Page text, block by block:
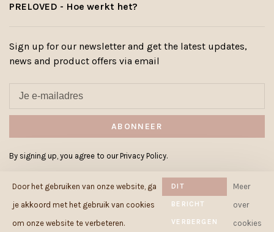
PRELOVED - Hoe werkt het?
Sign up for our newsletter and get the latest updates,
news and product offers via email
ABONNEER
By signing up, you agree to our Privacy Policy.
© Copyright 2026 Cowcow.be-
Door het gebruiken van onze website, ga
je akkoord met het gebruik van cookies
om onze website te verbeteren.
DIT
BERICHT
VERBERGEN
Meer
over
cookies